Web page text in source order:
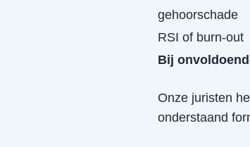
gehoorschade
RSI of burn-out
Bij
Onze juristen
onderstaand